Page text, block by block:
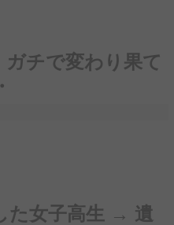
チで変わり果て
た女子高生 → 遺